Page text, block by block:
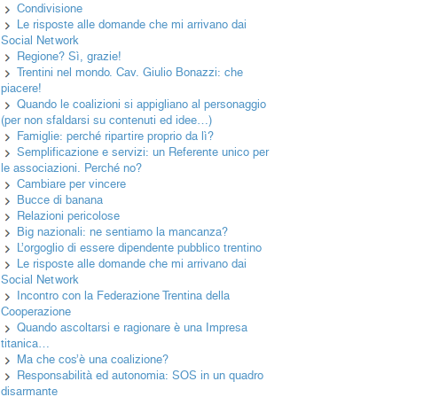
Condivisione
Le risposte alle domande che mi arrivano dai
Social Network
Regione? Sì, grazie!
Trentini nel mondo. Cav. Giulio Bonazzi: che
piacere!
Quando le coalizioni si appigliano al personaggio
(per non sfaldarsi su contenuti ed idee…)
Famiglie: perché ripartire proprio da lì?
Semplificazione e servizi: un Referente unico per
le associazioni. Perché no?
Cambiare per vincere
Bucce di banana
Relazioni pericolose
Big nazionali: ne sentiamo la mancanza?
L’orgoglio di essere dipendente pubblico trentino
Le risposte alle domande che mi arrivano dai
Social Network
Incontro con la Federazione Trentina della
Cooperazione
Quando ascoltarsi e ragionare è una Impresa
titanica…
Ma che cos’è una coalizione?
Responsabilità ed autonomia: SOS in un quadro
disarmante